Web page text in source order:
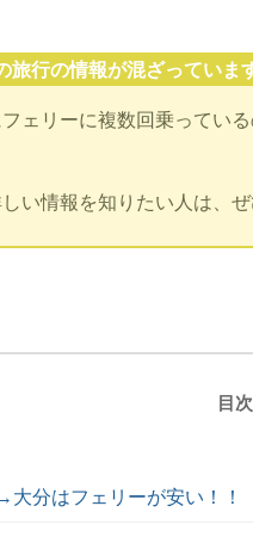
旅行の情報が混ざっていま
ェリーに複数回乗ってい
い情報を知りたい人は、
目
大分はフェリーが安い！！